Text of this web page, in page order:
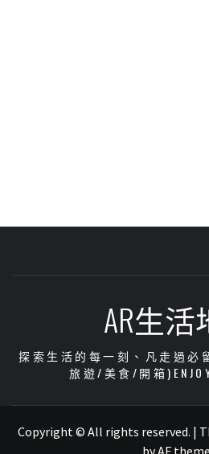
AR生活
探索生活的每一刻、凡走過
旅遊/美食/開箱
Copyright © All rights reserved. |